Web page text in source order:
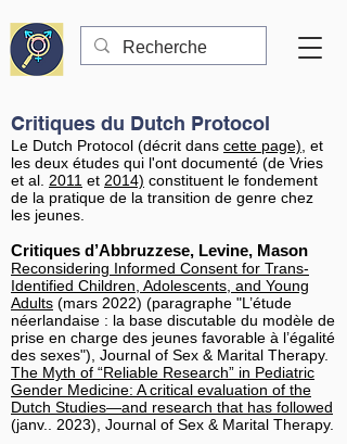
Critiques du Dutch Protocol
Le Dutch Protocol (décrit dans cette page) , et
les deux études qui l'ont documenté (de Vries
et al. 2011 et 2014) constituent le fondement
de la pratique de la transition de genre chez
les jeunes.
Critiques d’Abbruzzese, Levine, Mason
Reconsidering Informed Consent for Trans-
Identified Children, Adolescents, and Young
Adults (mars 2022) (paragraphe "L’étude
néerlandaise : la base discutable du modèle de
prise en charge des jeunes favorable à l’égalité
des sexes"), Journal of Sex & Marital Therapy.
The Myth of “Reliable Research” in Pediatric
Gender Medicine: A critical evaluation of the
Dutch Studies—and research that has followed
(janv.. 2023), Journal of Sex & Marital Therapy.